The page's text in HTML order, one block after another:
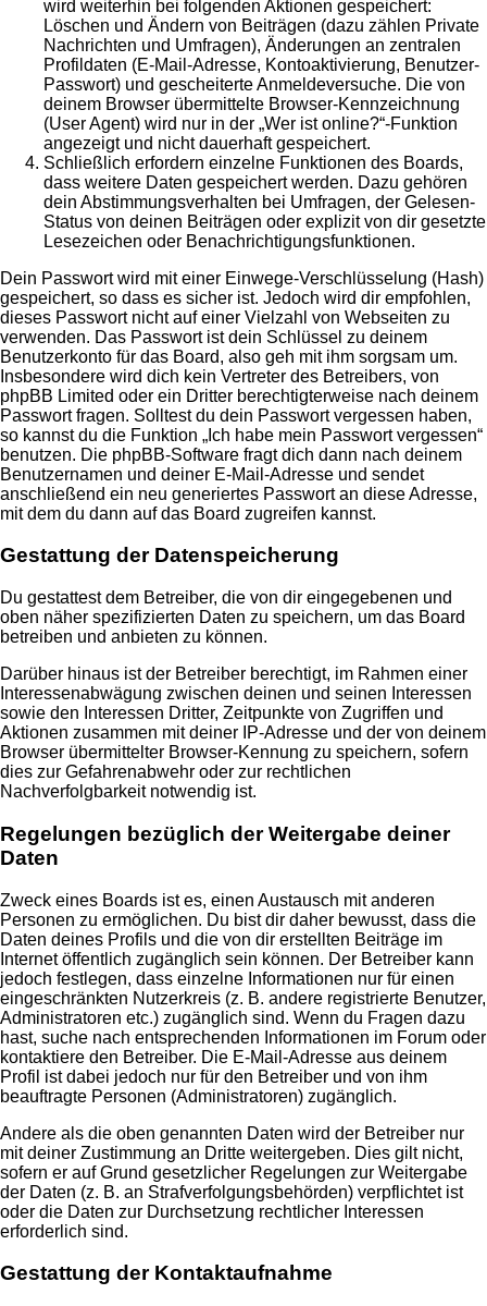
wird weiterhin bei folgenden Aktionen gespeichert:
Löschen und Ändern von Beiträgen (dazu zählen Private
Nachrichten und Umfragen), Änderungen an zentralen
Profildaten (E-Mail-Adresse, Kontoaktivierung, Benutzer-
Passwort) und gescheiterte Anmeldeversuche. Die von
deinem Browser übermittelte Browser-Kennzeichnung
(User Agent) wird nur in der „Wer ist online?“-Funktion
angezeigt und nicht dauerhaft gespeichert.
Schließlich erfordern einzelne Funktionen des Boards,
dass weitere Daten gespeichert werden. Dazu gehören
dein Abstimmungsverhalten bei Umfragen, der Gelesen-
Status von deinen Beiträgen oder explizit von dir gesetzte
Lesezeichen oder Benachrichtigungsfunktionen.
Dein Passwort wird mit einer Einwege-Verschlüsselung (Hash)
gespeichert, so dass es sicher ist. Jedoch wird dir empfohlen,
dieses Passwort nicht auf einer Vielzahl von Webseiten zu
verwenden. Das Passwort ist dein Schlüssel zu deinem
Benutzerkonto für das Board, also geh mit ihm sorgsam um.
Insbesondere wird dich kein Vertreter des Betreibers, von
phpBB Limited oder ein Dritter berechtigterweise nach deinem
Passwort fragen. Solltest du dein Passwort vergessen haben,
so kannst du die Funktion „Ich habe mein Passwort vergessen“
benutzen. Die phpBB-Software fragt dich dann nach deinem
Benutzernamen und deiner E-Mail-Adresse und sendet
anschließend ein neu generiertes Passwort an diese Adresse,
mit dem du dann auf das Board zugreifen kannst.
Gestattung der Datenspeicherung
Du gestattest dem Betreiber, die von dir eingegebenen und
oben näher spezifizierten Daten zu speichern, um das Board
betreiben und anbieten zu können.
Darüber hinaus ist der Betreiber berechtigt, im Rahmen einer
Interessenabwägung zwischen deinen und seinen Interessen
sowie den Interessen Dritter, Zeitpunkte von Zugriffen und
Aktionen zusammen mit deiner IP-Adresse und der von deinem
Browser übermittelter Browser-Kennung zu speichern, sofern
dies zur Gefahrenabwehr oder zur rechtlichen
Nachverfolgbarkeit notwendig ist.
Regelungen bezüglich der Weitergabe deiner
Daten
Zweck eines Boards ist es, einen Austausch mit anderen
Personen zu ermöglichen. Du bist dir daher bewusst, dass die
Daten deines Profils und die von dir erstellten Beiträge im
Internet öffentlich zugänglich sein können. Der Betreiber kann
jedoch festlegen, dass einzelne Informationen nur für einen
eingeschränkten Nutzerkreis (z. B. andere registrierte Benutzer,
Administratoren etc.) zugänglich sind. Wenn du Fragen dazu
hast, suche nach entsprechenden Informationen im Forum oder
kontaktiere den Betreiber. Die E-Mail-Adresse aus deinem
Profil ist dabei jedoch nur für den Betreiber und von ihm
beauftragte Personen (Administratoren) zugänglich.
Andere als die oben genannten Daten wird der Betreiber nur
mit deiner Zustimmung an Dritte weitergeben. Dies gilt nicht,
sofern er auf Grund gesetzlicher Regelungen zur Weitergabe
der Daten (z. B. an Strafverfolgungsbehörden) verpflichtet ist
oder die Daten zur Durchsetzung rechtlicher Interessen
erforderlich sind.
Gestattung der Kontaktaufnahme